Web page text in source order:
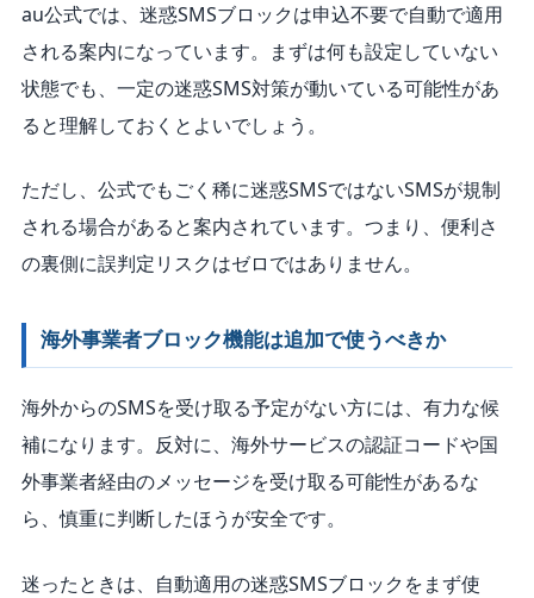
au公式では、迷惑SMSブロックは申込不要で自動で適用
される案内になっています。まずは何も設定していない
状態でも、一定の迷惑SMS対策が動いている可能性があ
ると理解しておくとよいでしょう。
ただし、公式でもごく稀に迷惑SMSではないSMSが規制
される場合があると案内されています。つまり、便利さ
の裏側に誤判定リスクはゼロではありません。
海外事業者ブロック機能は追加で使うべきか
海外からのSMSを受け取る予定がない方には、有力な候
補になります。反対に、海外サービスの認証コードや国
外事業者経由のメッセージを受け取る可能性があるな
ら、慎重に判断したほうが安全です。
迷ったときは、自動適用の迷惑SMSブロックをまず使